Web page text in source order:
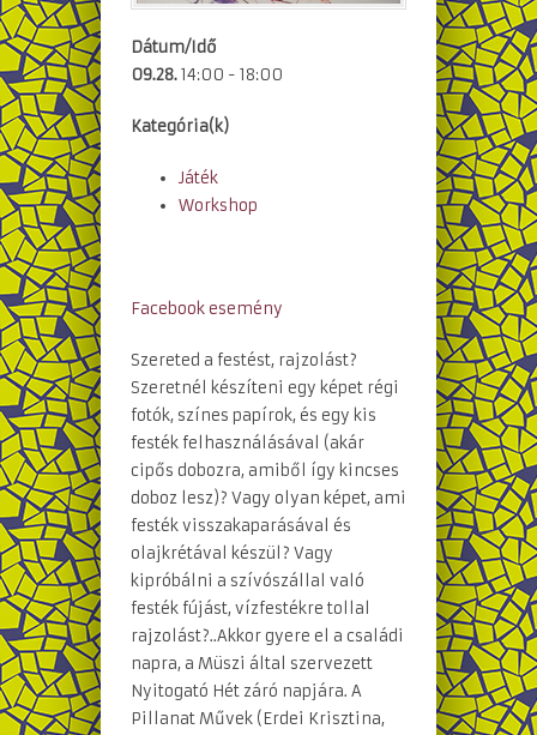
Dátum/Idő
09.28.14:00 - 18:00
Kategória(k)
Játék
Workshop
Facebook esemény
Szereted a festést, rajzolást?
Szeretnél készíteni egy képet régi
fotók, színes papírok, és egy kis
festék felhasználásával (akár
cipős dobozra, amiből így kincses
doboz lesz)? Vagy olyan képet, ami
festék visszakaparásával és
olajkrétával készül? Vagy
kipróbálni a szívószállal való
festék fújást, vízfestékre tollal
rajzolást?..Akkor gyere el a családi
napra, a Müszi által szervezett
Nyitogató Hét záró napjára. A
Pillanat Művek (Erdei Krisztina,